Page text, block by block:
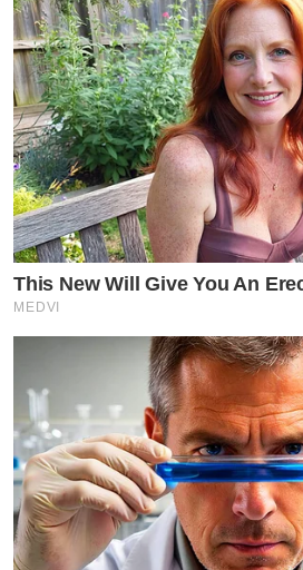
This New Will Give You An
MEDVI